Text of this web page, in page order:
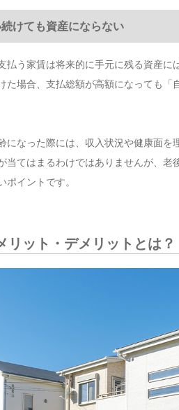
けても資産にならない
払う家賃は将来的に手元に残る資産に
た場合、支払総額が高額になっても
になった際には、収入状況や健康面を
当てはまるわけではありませんが、
ポイントです。
リット・デメリットとは？